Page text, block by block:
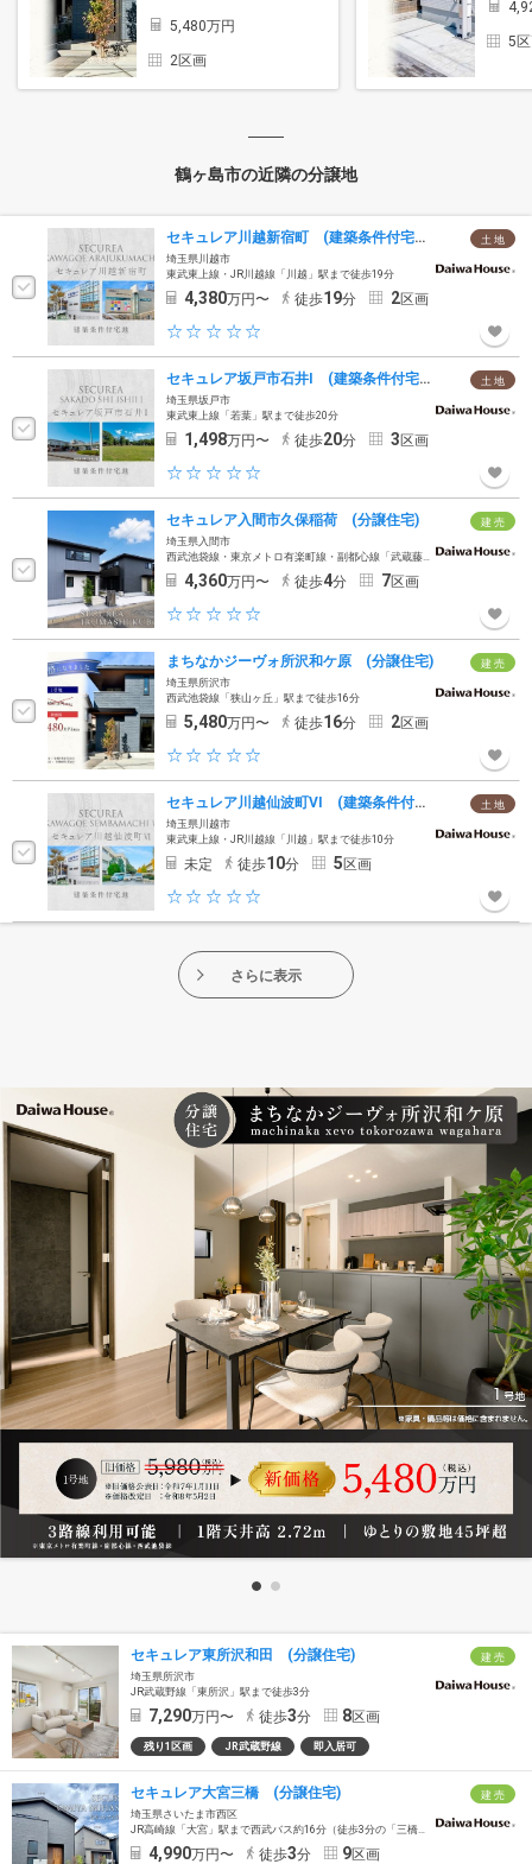
5,480万円
2区画
5
鶴ヶ島市の近隣の分譲地
土 地
セキュレア川越新宿町 (建築条件付宅地分譲)
埼玉県川越市
東武東上線・JR川越線「川越」駅まで徒歩19分
4,380万円〜 徒歩19分 2区画
土 地
セキュレア坂戸市石井I (建築条件付宅地分譲)
埼玉県坂戸市
東武東上線「若葉」駅まで徒歩20分
1,498万円〜 徒歩20分 3 区画
建 売
セキュレア入間市久保稲荷 (分譲住宅)
埼玉県入間市
西武池袋線・東京メトロ有楽町線・副都心線「武蔵藤沢」駅西武バス約14分「県営住宅入口」徒歩4分
4,360万円〜 徒歩4分 7区画
建 売
まちなかジーヴォ所沢和ケ原 (分譲住宅)
埼玉県所沢市
西武池袋線「狭山ヶ丘」駅まで徒歩16分
5,480万円〜 徒歩16分 2区画
土 地
セキュレア川越仙波町VI (建築条件付宅地分譲)
埼玉県川越市
東武東上線・JR川越線「川越」駅まで徒歩10分
未定 徒歩10分 5 区画
さらに表示
建 売
セキュレア東所沢和田 (分譲住宅)
埼玉県所沢市
JR武蔵野線「東所沢」駅まで徒歩3分
7,290万円〜 徒歩3分 8区画
残り1区画 JR武蔵野線 即入居可
建 売
セキュレア大宮三橋 (分譲住宅)
埼玉県さいたま市西区
JR高崎線「大宮」駅まで西武バス約16分（徒歩3分の「三橋六丁目」バス停乗車）
4,990万円〜 徒歩3分 9区画